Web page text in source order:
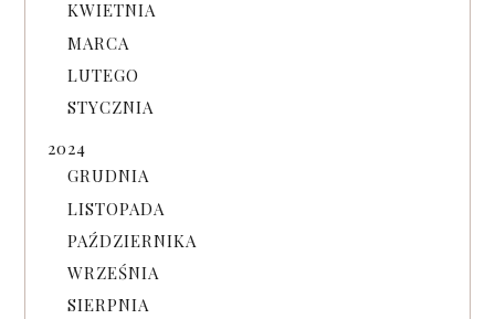
KWIETNIA
MARCA
LUTEGO
STYCZNIA
2024
GRUDNIA
LISTOPADA
PAŹDZIERNIKA
WRZEŚNIA
SIERPNIA